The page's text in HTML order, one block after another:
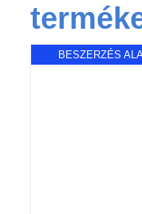
BESZERZÉS